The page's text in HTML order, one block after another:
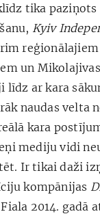
tika paziņots
Kyiv
un
līdz ar kara
naudas velta
kara
mediju vidi
Ir tikai daži
kompānijas
2014. gadā